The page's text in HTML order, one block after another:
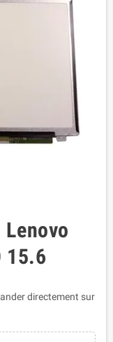
15.6
directement sur